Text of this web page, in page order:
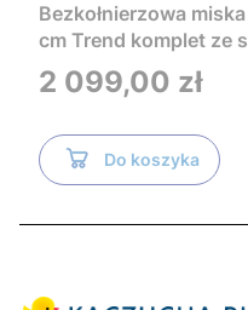
Bezkołnierzowa
cm Trend komplet ze
Tece i czarnym
TR2216+Tece
Cena
2 099,00 zł
Do koszyka